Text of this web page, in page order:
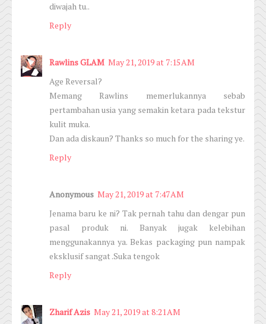
diwajah tu..
Reply
Rawlins GLAM May 21, 2019 at 7:15 AM
Age Reversal?
Memang Rawlins memerlukannya sebab
pertambahan usia yang semakin ketara pada tekstur
kulit muka.
Dan ada diskaun? Thanks so much for the sharing ye.
Reply
Anonymous May 21, 2019 at 7:47 AM
Jenama baru ke ni? Tak pernah tahu dan dengar pun
pasal produk ni. Banyak jugak kelebihan
menggunakannya ya. Bekas packaging pun nampak
eksklusif sangat .Suka tengok
Reply
Zharif Azis May 21, 2019 at 8:21 AM